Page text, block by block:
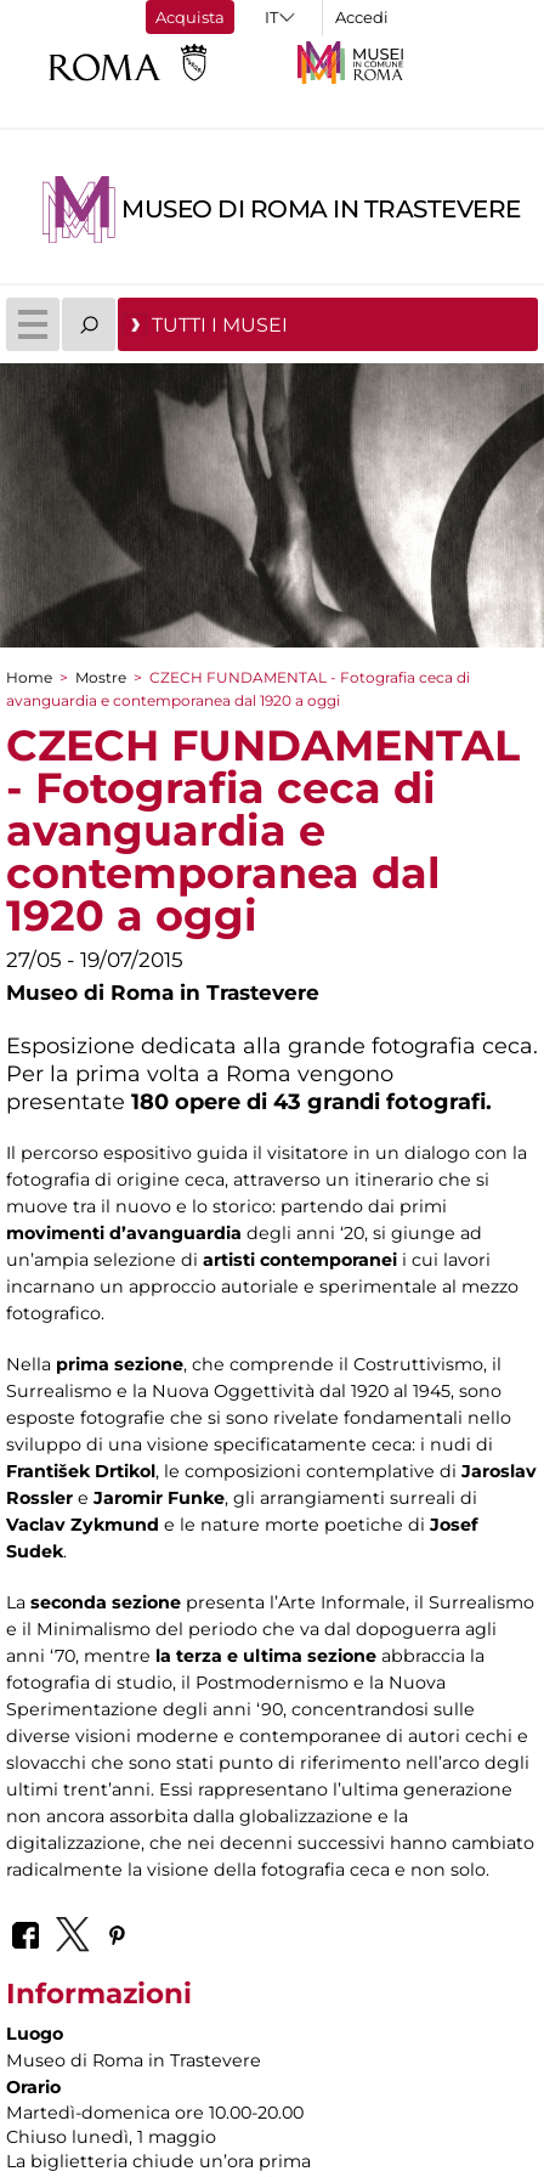
Acquista Accedi
MUSEO DI ROMA IN TRASTEVERE
TUTTI I MUSEI
Tu sei qui
Home > Mostre > CZECH FUNDAMENTAL - Fotografia ceca di
avanguardia e contemporanea dal 1920 a oggi
CZECH FUNDAMENTAL
- Fotografia ceca di
avanguardia e
contemporanea dal
1920 a oggi
27/05 - 19/07/2015
Museo di Roma in Trastevere
Esposizione dedicata alla grande fotografia ceca.
Per la prima volta a Roma vengono
presentate 180 opere di 43 grandi fotografi.
Il percorso espositivo guida il visitatore in un dialogo con la
fotografia di origine ceca, attraverso un itinerario che si
muove tra il nuovo e lo storico: partendo dai primi
movimenti d’avanguardia degli anni ‘20, si giunge ad
un’ampia selezione di artisti contemporanei i cui lavori
incarnano un approccio autoriale e sperimentale al mezzo
fotografico.
Nella prima sezione, che comprende il Costruttivismo, il
Surrealismo e la Nuova Oggettività dal 1920 al 1945, sono
esposte fotografie che si sono rivelate fondamentali nello
sviluppo di una visione specificatamente ceca: i nudi di
František Drtikol, le composizioni contemplative di Jaroslav
Rossler e Jaromir Funke, gli arrangiamenti surreali di
Vaclav Zykmund e le nature morte poetiche di Josef
Sudek.
La seconda sezione presenta l’Arte Informale, il Surrealismo
e il Minimalismo del periodo che va dal dopoguerra agli
anni ‘70, mentre la terza e ultima sezione abbraccia la
fotografia di studio, il Postmodernismo e la Nuova
Sperimentazione degli anni ‘90, concentrandosi sulle
diverse visioni moderne e contemporanee di autori cechi e
slovacchi che sono stati punto di riferimento nell’arco degli
ultimi trent’anni. Essi rappresentano l’ultima generazione
non ancora assorbita dalla globalizzazione e la
digitalizzazione, che nei decenni successivi hanno cambiato
radicalmente la visione della fotografia ceca e non solo.
Informazioni
Luogo
Museo di Roma in Trastevere
Orario
Martedì-domenica ore 10.00-20.00
Chiuso lunedì, 1 maggio
La biglietteria chiude un’ora prima